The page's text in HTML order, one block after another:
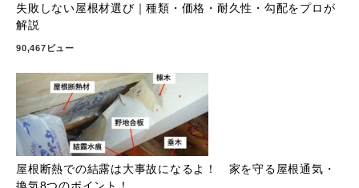
失敗しない屋根材選び｜種類・価格・耐久性・勾配をプロが
解説
90,467ビュー
屋根断熱での結露は大事故になるよ！ 家を守る屋根通気・